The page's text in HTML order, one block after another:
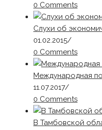
0 Comments
Слухи об
01.02.2015/
0 Comments
Международная
11.07.2017/
0 Comments
В Тамбовской